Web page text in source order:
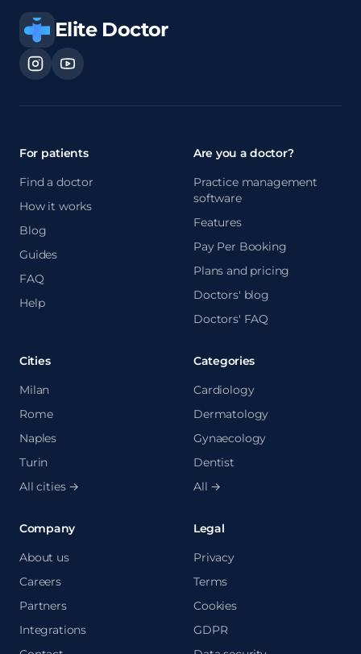
Elite Doctor
For patients
Find a doctor
How it works
Blog
Guides
FAQ
Help
Are you a doctor?
Practice management
software
Features
Pay Per Booking
Plans and pricing
Doctors' blog
Doctors' FAQ
Cities
Milan
Rome
Naples
Turin
All cities →
Categories
Cardiology
Dermatology
Gynaecology
Dentist
All →
Company
About us
Careers
Partners
Integrations
Legal
Privacy
Terms
Cookies
GDPR